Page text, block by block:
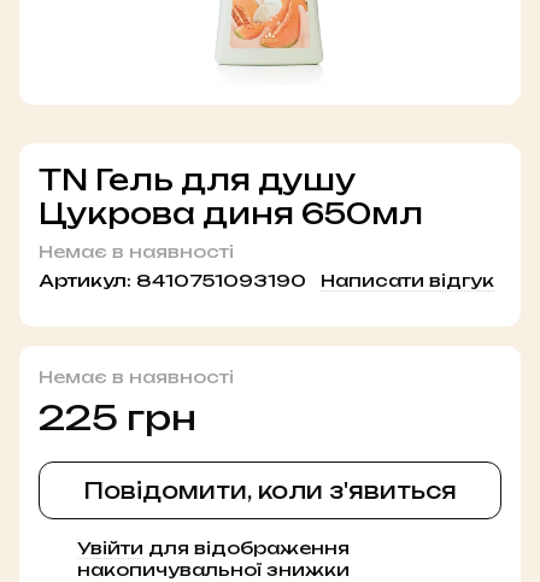
TN Гель для душу
Цукрова диня 650мл
Немає в наявності
Артикул: 8410751093190 Написати відгук
Немає в наявності
225 грн
Повідомити, коли з'явиться
Увійти для відображення
накопичувальної знижки